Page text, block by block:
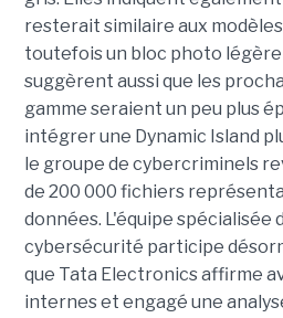
resterait similaire aux
toutefois un bloc photo
suggèrent aussi que les
gamme seraient un peu plus
intégrer une Dynamic Island
le groupe de cybercriminels
de 200 000 fichiers
données. L'équipe spécialisée
cybersécurité participe
que Tata Electronics affirme
internes et engagé une